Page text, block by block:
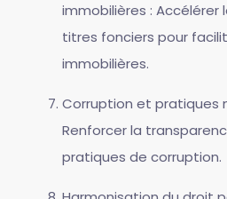
immobilières : Accélérer
titres fonciers pour
immobilières.
Corruption et pratiques
Renforcer la
pratiques de corruption.